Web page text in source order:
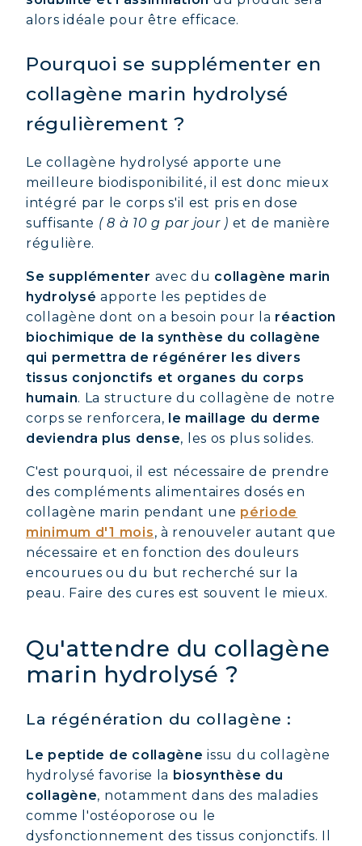
COVÉLINE, SÉRUM EXPERT
COLLAGÈNE BEAUTÉ : PEAU,
CHEVEUX & ONGLES SUBLIMES
COLLAGÈNE SPORT : FORCE,
ENDURANCE & RÉCUPÉRATION
RAFFERMISSEZ VOTRE CORPS
COLLAGÈNE POUR CHEVEUX :
CROISSANCE & FORCE
COLLAGÈNE : SOULAGEZ DOULEURS
COLLAGÈNE : BOOSTEZ VOTRE
IMMUNITÉ NATURELLEMENT
alors idéale pour être efficace.
Pourquoi se supplémenter en
collagène marin hydrolysé
régulièrement ?
Le collagène hydrolysé apporte une
meilleure biodisponibilité, il est donc mieux
intégré par le corps s'il est pris en dose
suffisante ( 8 à 10 g par jour ) et de manière
régulière.
Se supplémenter avec du collagène marin
hydrolysé apporte les peptides de
collagène dont on a besoin pour la réaction
biochimique de la synthèse du collagène
qui permettra de régénérer les divers
tissus conjonctifs et organes du corps
humain. La structure du collagène de notre
corps se renforcera, le maillage du derme
deviendra plus dense, les os plus solides.
C'est pourquoi, il est nécessaire de prendre
des compléments alimentaires dosés en
collagène marin pendant une période
minimum d'1 mois, à renouveler autant que
nécessaire et en fonction des douleurs
encourues ou du but recherché sur la
peau. Faire des cures est souvent le mieux.
Qu'attendre du collagène
marin hydrolysé ?
La régénération du collagène :
Le peptide de collagène issu du collagène
hydrolysé favorise la biosynthèse du
collagène, notamment dans des maladies
comme l'ostéoporose ou le
dysfonctionnement des tissus conjonctifs. Il